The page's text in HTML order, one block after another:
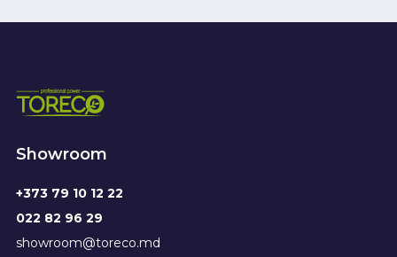
Showroom
+373 79 10 12 22
022 82 96 29
showroom@toreco.md